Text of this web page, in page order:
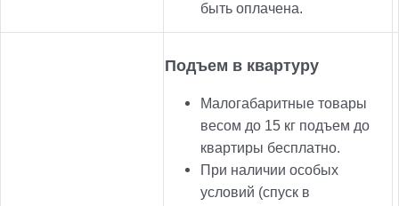
быть оплачена.
Подъем в квартуру
Малогабаритные товары
весом до 15 кг подъем до
квартиры бесплатно.
При наличии особых
условий (спуск в